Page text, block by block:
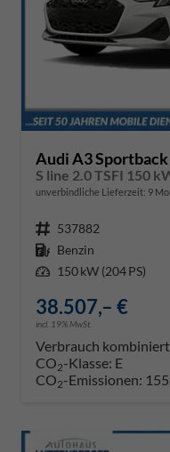
Audi A3 Sportback
unverbindliche Lieferzeit: 9
Fahrzeugnr. 537882
Kraftstoff Benzin
Leistung 150 kW (204 PS)
38.507,– €
incl. 19% MwSt.
Verbrauch
CO2-Klasse: E
CO2-Emissionen: